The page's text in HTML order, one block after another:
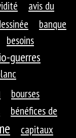
avis du
banque
besoins
guerres
bourses
bénéfices de
capitaux